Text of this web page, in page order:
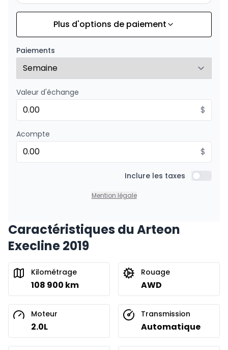
Financement sur 36 mois
0.00 $ d'acompte • 8.99%
À partir de :
Financement sur 24 mois
Financement sur 24 mois
0.00 $ d'acompte • 8.99%
À partir de :
Plus d'options de paiement
Paiements
Valeur d'échange
$
Acompte
$
Inclure les taxes Inclure
Mention légale
Caractéristiques du Arteon
Execline 2019
Kilométrage
108 900 km
Rouage
AWD
Moteur
2.0L
Transmission
Automatique